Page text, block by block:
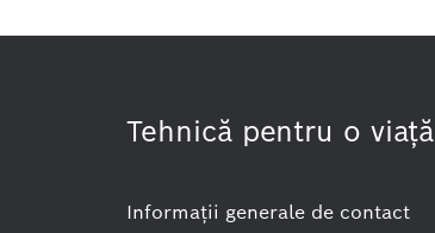
Tehnică pentru o viaţă
Informaţii generale de contact